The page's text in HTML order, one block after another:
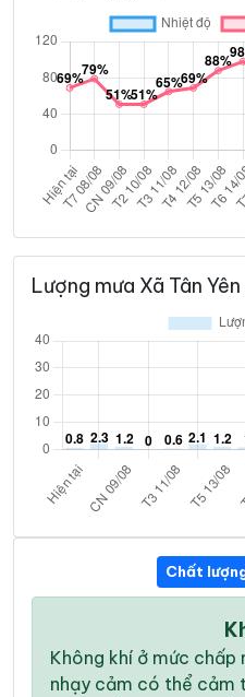
Lượng mưa Xã Tân
Chất
Không khí ở mức chấp
nhạy cảm có thể cảm